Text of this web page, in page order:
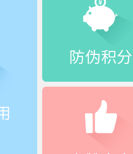
防伪积分